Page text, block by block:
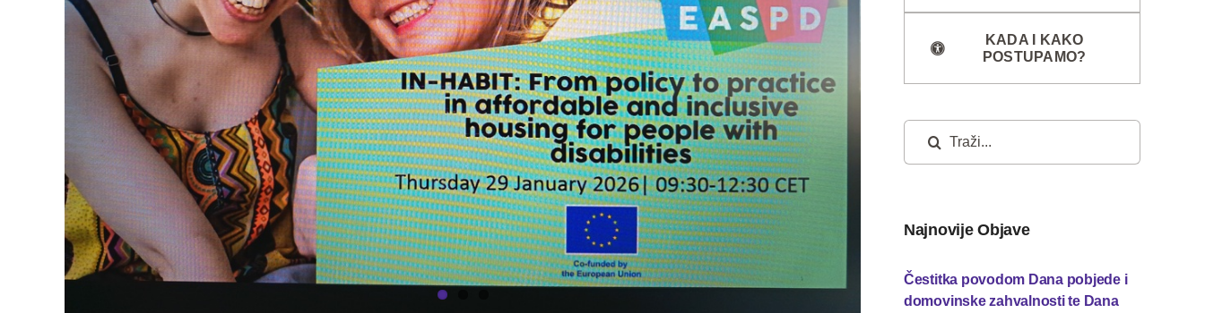
KADA I KAKO
POSTUPAMO?
Traži...
Najnovije Objave
Čestitka povodom Dana pobjede i
domovinske zahvalnosti te Dana